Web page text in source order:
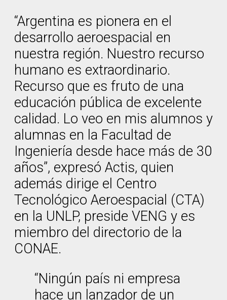
“Argentina es pionera en el
desarrollo aeroespacial en
nuestra región. Nuestro recurso
humano es extraordinario.
Recurso que es fruto de una
educación pública de excelente
calidad. Lo veo en mis alumnos y
alumnas en la Facultad de
Ingeniería desde hace más de 30
años”, expresó Actis, quien
además dirige el Centro
Tecnológico Aeroespacial (CTA)
en la UNLP, preside VENG y es
miembro del directorio de la
CONAE.
“Ningún país ni empresa
hace un lanzador de un